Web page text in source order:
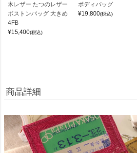
木レザー たつのレザー
ボストンバッグ 大きめ
4FB
¥15,400(税込)
ボディバッグ
¥19,800(税込)
商品詳細